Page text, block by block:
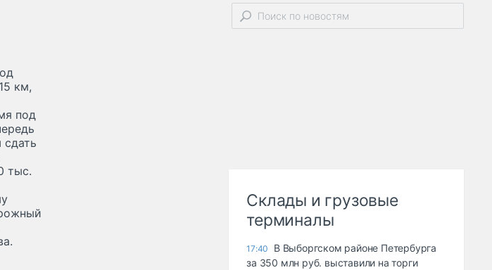
км,
под
тыс.
Склады и грузовые
терминалы
17:40
В Выборгском районе Петербурга
за 350 млн руб. выставили на торги